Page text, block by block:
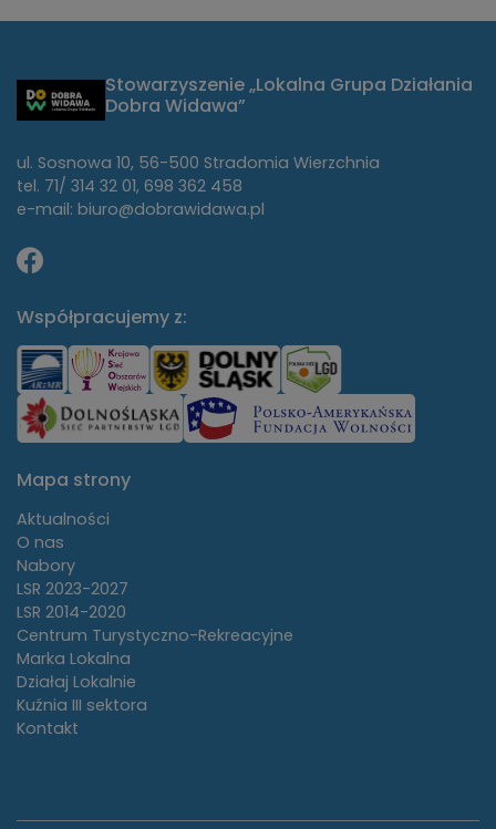
Stowarzyszenie „Lokalna Grupa Działania
Dobra Widawa”
ul. Sosnowa 10, 56-500 Stradomia Wierzchnia
tel. 71/ 314 32 01, 698 362 458
e-mail: biuro@dobrawidawa.pl
Współpracujemy z:
Mapa strony
Aktualności
O nas
Nabory
LSR 2023-2027
LSR 2014-2020
Centrum Turystyczno-Rekreacyjne
Marka Lokalna
Działaj Lokalnie
Kuźnia III sektora
Kontakt